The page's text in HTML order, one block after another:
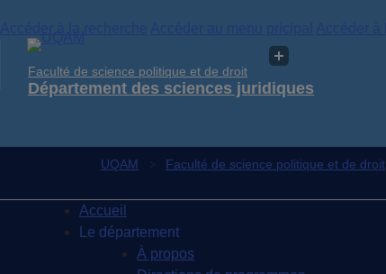
Faculté de science politique et de droit
Département des sciences juridiques
UQAM Faculté de science politique et de droit
Accueil
Le département
À propos